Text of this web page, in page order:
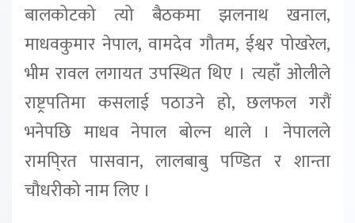
बालकोटको त्यो बैठकमा झलनाथ खनाल,
माधवकुमार नेपाल, वामदेव गौतम, ईश्वर पोखरेल,
भीम रावल लगायत उपस्थित थिए । त्यहाँ ओलीले
राष्ट्रपतिमा कसलाई पठाउने हो, छलफल गरौं
भनेपछि माधव नेपाल बोल्न थाले । नेपालले
रामपि्रत पासवान, लालबाबु पण्डित र शान्ता
चौधरीको नाम लिए ।